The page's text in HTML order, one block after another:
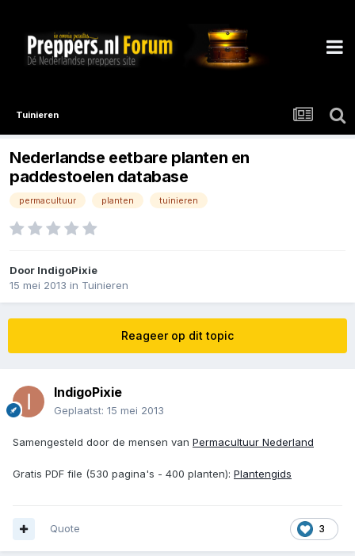
Tuinieren
Nederlandse eetbare planten en
paddestoelen database
permacultuur planten tuinieren
Door IndigoPixie
15 mei 2013 in Tuinieren
Reageer op dit topic
IndigoPixie
Geplaatst: 15 mei 2013
Samengesteld door de mensen van Permacultuur Nederland
Gratis PDF file (530 pagina's - 400 planten): Plantengids
3
Quote